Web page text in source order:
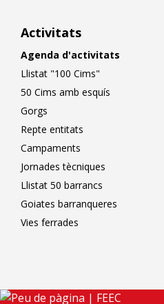
Activitats
Agenda d'activitats
Llistat "100 Cims"
50 Cims amb esquís
Gorgs
Repte entitats
Campaments
Jornades tècniques
Llistat 50 barrancs
Goiates barranqueres
Vies ferrades